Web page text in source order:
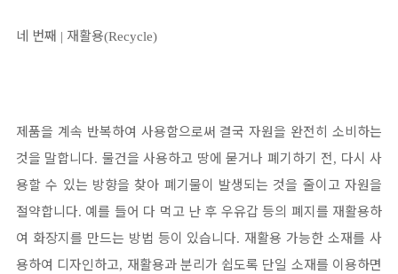
네 번째 | 재활용(Recycle)
제품을 계속 반복하여 사용함으로써 결국 자원을 완전히 소비하는
것을 말합니다. 물건을 사용하고 땅에 묻거나 폐기하기 전, 다시 사
용할 수 있는 방향을 찾아 폐기물이 발생되는 것을 줄이고 자원을
절약합니다. 예를 들어 다 먹고 난 후 우유갑 등의 폐지를 재활용하
여 화장지를 만드는 방법 등이 있습니다. 재활용 가능한 소재를 사
용하여 디자인하고, 재활용과 분리가 쉽도록 단일 소재를 이용하면